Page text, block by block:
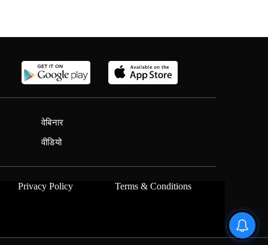
वेबिनार
वीडियो
Privacy Policy Terms & Conditions